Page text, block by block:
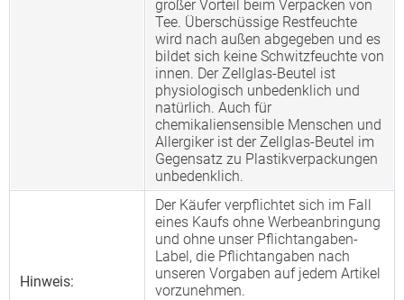
großer Vorteil beim Verpacken von
Tee. Überschüssige Restfeuchte
wird nach außen abgegeben und es
bildet sich keine Schwitzfeuchte von
innen. Der Zellglas-Beutel ist
physiologisch unbedenklich und
natürlich. Auch für
chemikaliensensible Menschen und
Allergiker ist der Zellglas-Beutel im
Gegensatz zu Plastikverpackungen
unbedenklich.
Hinweis:
Der Käufer verpflichtet sich im Fall
eines Kaufs ohne Werbeanbringung
und ohne unser Pflichtangaben-
Label, die Pflichtangaben nach
unseren Vorgaben auf jedem Artikel
vorzunehmen.